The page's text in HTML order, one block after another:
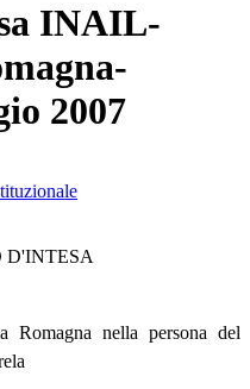
INAIL-
2007
D'INTESA
Romagna nella persona del